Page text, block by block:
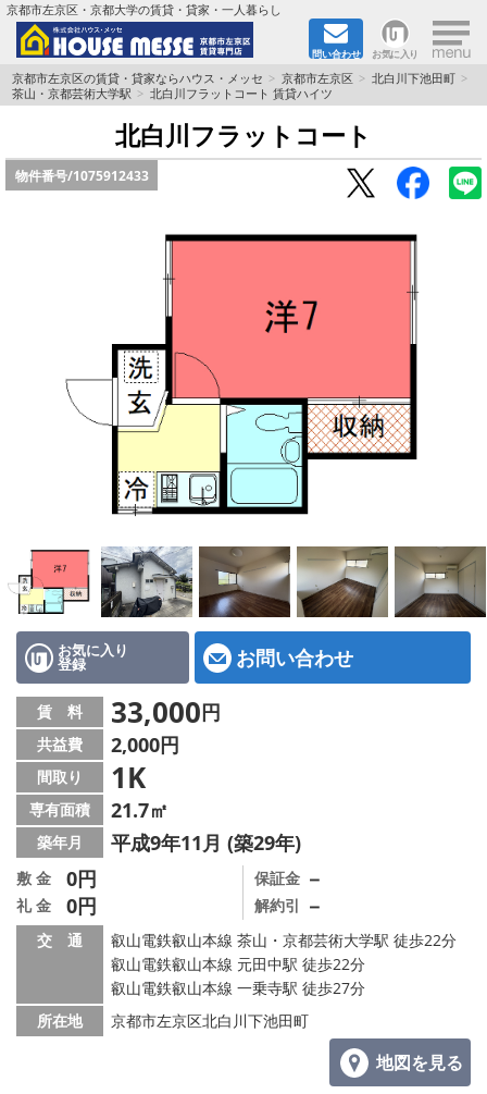
京都市左京区・京都大学の賃貸・貸家・一人暮らし
問い合わせ お気に入り ×
TOPページ
地図から検索
地域から検索
京都大学＆京都芸術大学生さんに
書類DL & 入居者さまへ
家族で住むならマンション？賃家？
一人暮らしの物件特集
ハウスメーカー施工特集！
路線·駅から探す
IT重説について
スタッフ紹介
賃貸管理の北白川店
店舗情報·アクセス
会社概要
メールでお問い合わせ
京都市左京区の賃貸・貸家ならハウス・メッセ 京都市左京区
北白川下池田町
茶山・京都芸術大学駅
北白川フラットコート 賃貸ハイツ
北白川フラットコート
物件番号/1075912433
お気に入り
登録 お問い合わせ
賃 料 33,000円
共益費 2,000円
間取り 1K
専有面積 21.7㎡
築年月 平成9年11月 (築29年)
敷 金 0円
礼 金 0円
保証金 －
解約引 －
交 通
叡山電鉄叡山本線 茶山・京都芸術大学駅 徒歩22分
叡山電鉄叡山本線 元田中駅 徒歩22分
叡山電鉄叡山本線 一乗寺駅 徒歩27分
所在地
京都市左京区北白川下池田町
地図を見る